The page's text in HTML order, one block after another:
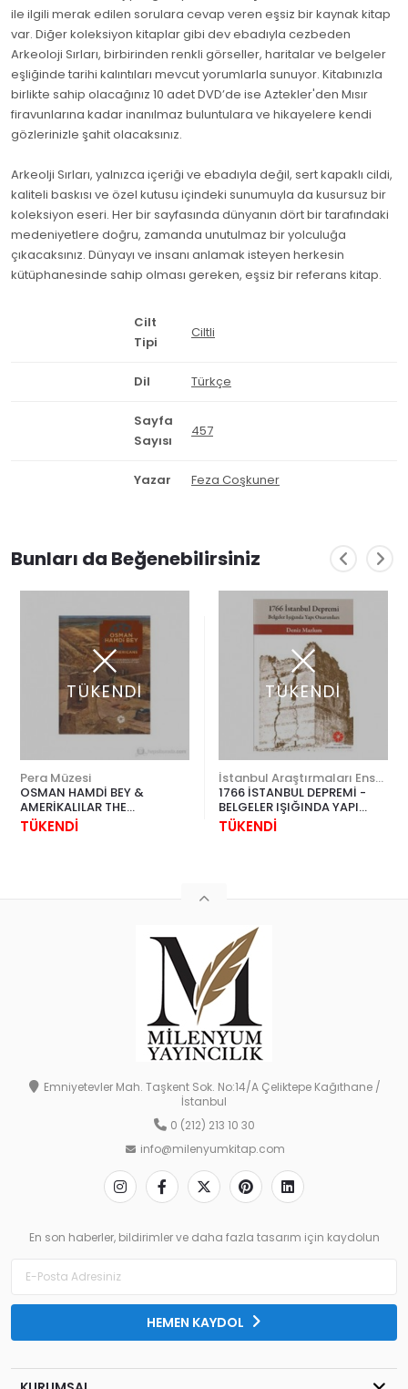
ile ilgili merak edilen sorulara cevap veren eşsiz bir kaynak kitap
var. Diğer koleksiyon kitaplar gibi dev ebadıyla cezbeden
Arkeoloji Sırları, birbirinden renkli görseller, haritalar ve belgeler
eşliğinde tarihi kalıntıları mevcut yorumlarla sunuyor. Kitabınızla
birlikte sahip olacağınız 10 adet DVD’de ise Aztekler'den Mısır
firavunlarına kadar inanılmaz buluntulara ve hikayelere kendi
gözlerinizle şahit olacaksınız.
Arkeolji Sırları, yalnızca içeriği ve ebadıyla değil, sert kapaklı cildi,
kaliteli baskısı ve özel kutusu içindeki sunumuyla da kusursuz bir
koleksiyon eseri. Her bir sayfasında dünyanın dört bir tarafındaki
medeniyetlere doğru, zamanda unutulmaz bir yolculuğa
çıkacaksınız. Dünyayı ve insanı anlamak isteyen herkesin
kütüphanesinde sahip olması gereken, eşsiz bir referans kitap.
Cilt
Tipi
Ciltli
Dil Türkçe
Sayfa
Sayısı
457
Yazar Feza Coşkuner
Bunları da Beğenebilirsiniz
TÜKENDİ
Pera Müzesi
OSMAN HAMDİ BEY &
AMERİKALILAR THE
AMERICANS
TÜKENDİ
TÜKENDİ
1766 İSTANBUL DEPREMİ -
BELGELER IŞIĞINDA YAPI
ONARIMLARI
TÜKENDİ
Emniyetevler Mah. Taşkent Sok. No:14/A Çeliktepe Kağıthane /
İstanbul
0 (212) 213 10 30
info@milenyumkitap.com
En son haberler, bildirimler ve daha fazla tasarım için kaydolun
HEMEN KAYDOL